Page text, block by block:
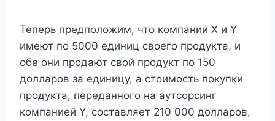
Теперь предположим, что компании X и Y
имеют по 5000 единиц своего продукта, и
обе они продают свой продукт по 150
долларов за единицу, а стоимость покупки
продукта, переданного на аутсорсинг
компанией Y, составляет 210 000 долларов,